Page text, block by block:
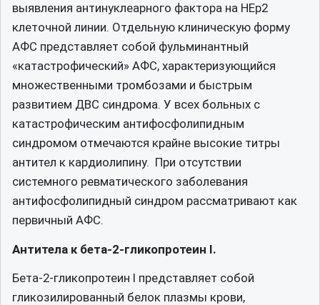
выявления антинуклеарного фактора на НЕр2
клеточной линии. Отдельную клиническую форму
АФС представляет собой фульминантный
«катастрофический» АФС, характеризующийся
множественными тромбозами и быстрым
развитием ДВС синдрома. У всех больных с
катастрофическим антифосфолипидным
синдромом отмечаются крайне высокие титры
антител к кардиолипину. При отсутствии
системного ревматического заболевания
антифосфолипидный синдром рассматривают как
первичный АФС.
Антитела к бета-2-гликопротеин I.
Бета-2-гликопротеин I представляет собой
гликозилированный белок плазмы крови,